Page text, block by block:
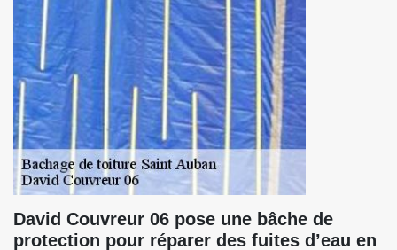
David Couvreur 06 pose une bâche de
protection pour réparer des fuites d’eau en